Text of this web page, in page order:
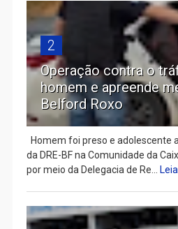
2
Operação contra o
homem e apreende
Belford Roxo
Homem foi preso e adolescente
da DRE-BF na Comunidade da
por meio da Delegacia de Re...